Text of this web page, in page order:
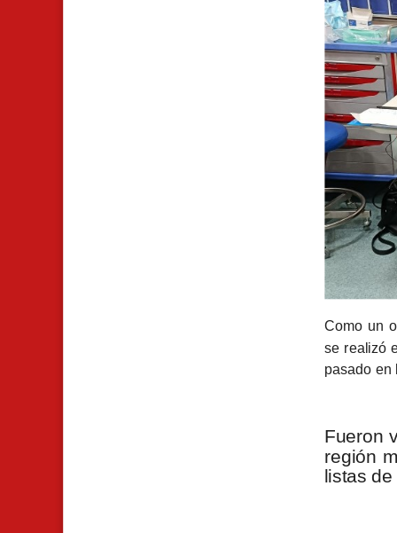
Como un
se realizó
pasado en
Fueron
región
listas